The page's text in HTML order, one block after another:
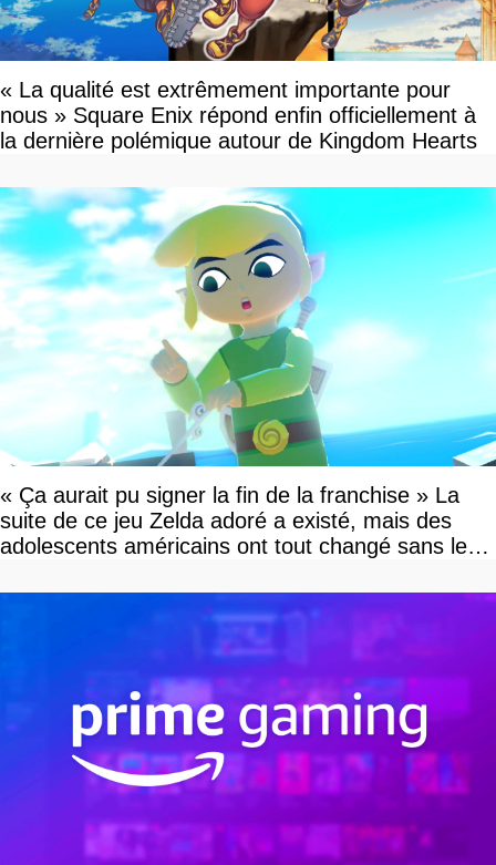
« La qualité est extrêmement importante pour
nous » Square Enix répond enfin officiellement à
la dernière polémique autour de Kingdom Hearts
« Ça aurait pu signer la fin de la franchise » La
suite de ce jeu Zelda adoré a existé, mais des
adolescents américains ont tout changé sans le